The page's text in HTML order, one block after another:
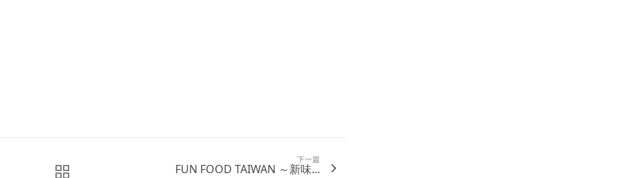
下一篇
FUN FOOD TAIWAN ～新味...